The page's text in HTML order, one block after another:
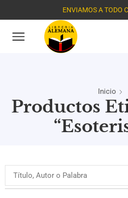
ENVIAMOS A TODO
Inicio
Productos